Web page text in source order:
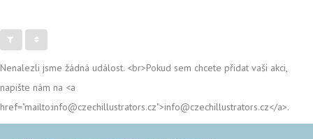
Nenalezli jsme žádná událost. <br>Pokud sem chcete přidat vaši akci,
napište nám na <a
href="mailto:info@czechillustrators.cz">info@czechillustrators.cz</a>.